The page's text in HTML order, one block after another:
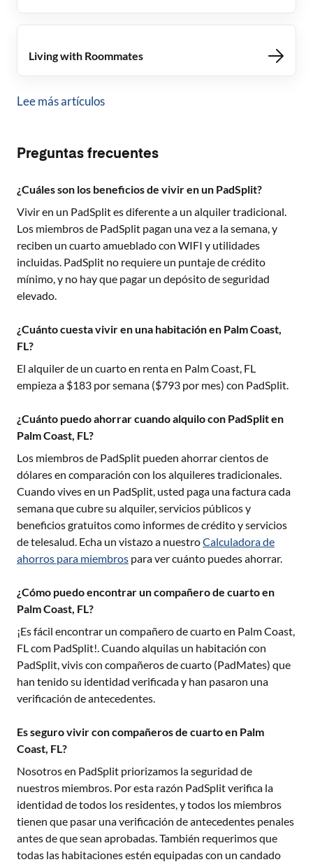
Living with Roommates
Lee más artículos
Preguntas frecuentes
¿Cuáles son los beneficios de vivir en un PadSplit?
Vivir en un PadSplit es diferente a un alquiler tradicional.
Los miembros de PadSplit pagan una vez a la semana, y
reciben un cuarto amueblado con WIFI y utilidades
incluidas. PadSplit no requiere un puntaje de crédito
mínimo, y no hay que pagar un depósito de seguridad
elevado.
¿Cuánto cuesta vivir en una habitación en Palm Coast,
FL?
El alquiler de un cuarto en renta en Palm Coast, FL
empieza a $183 por semana ($793 por mes) con PadSplit.
¿Cuánto puedo ahorrar cuando alquilo con PadSplit en
Palm Coast, FL?
Los miembros de PadSplit pueden ahorrar cientos de
dólares en comparación con los alquileres tradicionales.
Cuando vives en un PadSplit, usted paga una factura cada
semana que cubre su alquiler, servicios públicos y
beneficios gratuitos como informes de crédito y servicios
de telesalud. Echa un vistazo a nuestroCalculadora de
ahorros para miembros para ver cuánto puedes ahorrar.
¿Cómo puedo encontrar un compañero de cuarto en
Palm Coast, FL?
¡Es fácil encontrar un compañero de cuarto en Palm Coast,
FLcom PadSplit!. Cuando alquilas un habitación con
PadSplit, vivis con compañeros de cuarto (PadMates) que
han tenido su identidad verificada y han pasaron una
verificación de antecedentes.
Es seguro vivir con compañeros de cuarto en Palm
Coast, FL?
Nosotros en PadSplit priorizamos la seguridad de
nuestros miembros. Por esta razón PadSplit verifica la
identidad de todos los residentes, y todos los miembros
tienen que pasar una verificación de antecedentes penales
antes de que sean aprobadas. También requerimos que
todas las habitaciones estén equipadas con un candado